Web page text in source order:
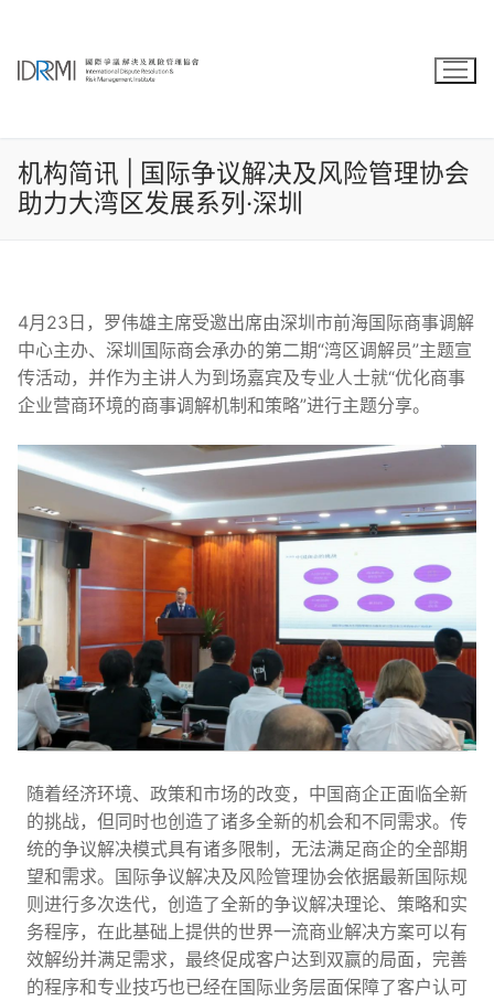
content
机构简讯 | 国际争议解决及风险管理协会
助力大湾区发展系列·深圳
4月23日，罗伟雄主席受邀出席由深圳市前海国际商事调解
中心主办、深圳国际商会承办的第二期“湾区调解员”主题宣
传活动，并作为主讲人为到场嘉宾及专业人士就“优化商事
企业营商环境的商事调解机制和策略”进行主题分享。
随着经济环境、政策和市场的改变，中国商企正面临全新
的挑战，但同时也创造了诸多全新的机会和不同需求。传
统的争议解决模式具有诸多限制，无法满足商企的全部期
望和需求。国际争议解决及风险管理协会依据最新国际规
则进行多次迭代，创造了全新的争议解决理论、策略和实
务程序，在此基础上提供的世界一流商业解决方案可以有
效解纷并满足需求，最终促成客户达到双赢的局面，完善
的程序和专业技巧也已经在国际业务层面保障了客户认可